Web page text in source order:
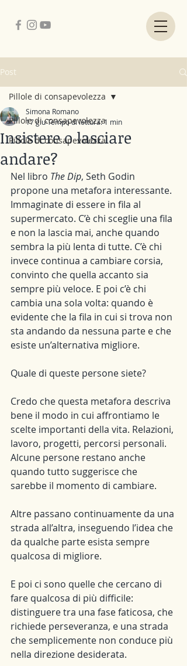
Post
Pillole di consapevolezza
Pillole di consapevolezza
Pillole di consapevolezza
Insistere o lasciare
andare?
Simona Romano
17 giuTempo di lettura: 1 min
Nel libro The Dip, Seth Godin
propone una metafora interessante.
Immaginate di essere in fila al
supermercato. C’è chi sceglie una fila
e non la lascia mai, anche quando
sembra la più lenta di tutte. C’è chi
invece continua a cambiare corsia,
convinto che quella accanto sia
sempre più veloce. E poi c’è chi
cambia una sola volta: quando è
evidente che la fila in cui si trova non
sta andando da nessuna parte e che
esiste un’alternativa migliore.
Quale di queste persone siete?
Credo che questa metafora descriva
bene il modo in cui affrontiamo le
scelte importanti della vita. Relazioni,
lavoro, progetti, percorsi personali.
Alcune persone restano anche
quando tutto suggerisce che
sarebbe il momento di cambiare.
Altre passano continuamente da una
strada all’altra, inseguendo l’idea che
da qualche parte esista sempre
qualcosa di migliore.
E poi ci sono quelle che cercano di
fare qualcosa di più difficile:
distinguere tra una fase faticosa, che
richiede perseveranza, e una strada
che semplicemente non conduce più
nella direzione desiderata.